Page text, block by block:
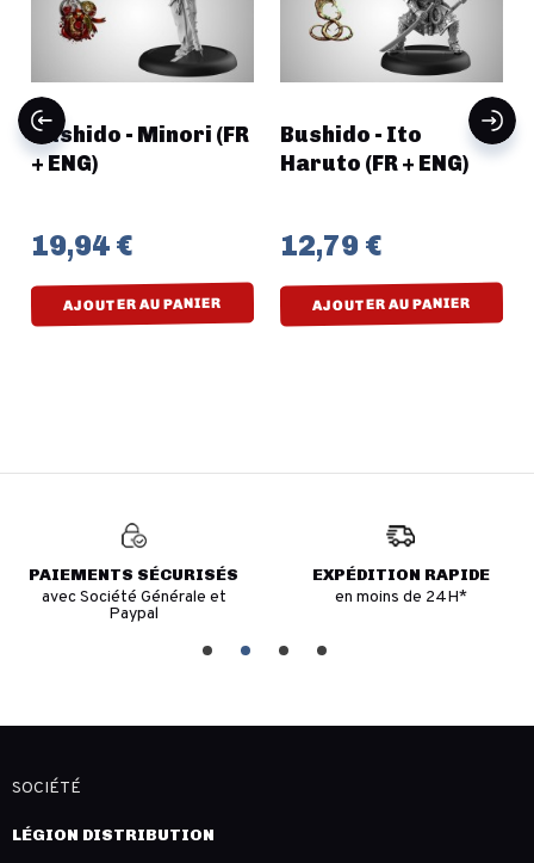
Bushido - Minori (FR
+ ENG)
19,94 €
AJOUTER AU PANIER
Bushido - Ito
Haruto (FR + ENG)
12,79 €
AJOUTER AU PANIER
PAIEMENTS SÉCURISÉS
avec Société Générale et
Paypal
EXPÉDITION RAPIDE
en moins de 24H*
SOCIÉTÉ
LÉGION DISTRIBUTION